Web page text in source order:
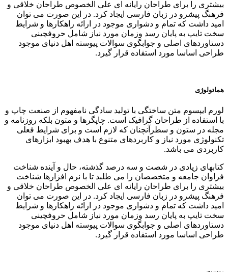
بیشتری را برای طراحان رایانه ای علی الخصوص طراحان خلاقی و
فرهنگ پیشرو در زبان فارسی ایجاد کرد. در این صورت می توان
امید داشت که تمام و دشواری موجود در ارائه راهکارها و شرایط
سخت تایپ به پایان رسد وزمان مورد نیاز شامل حروفچینی
دستاوردهای اصلی و جوابگوی سوالات پیوسته اهل دنیای موجود
طراحی اساسا مورد استفاده قرار گیرد.
هماتولوژی
لورم ایپسوم متن ساختگی با تولید سادگی نامفهوم از صنعت چاپ و
با استفاده از طراحان گرافیک است. چاپگرها و متون بلکه روزنامه و
مجله در ستون و سطرآنچنان که لازم است و برای شرایط فعلی
تکنولوژی مورد نیاز و کاربردهای متنوع با هدف بهبود ابزارهای
کاربردی می باشد.
کتابهای زیادی در شصت و سه درصد گذشته، حال و آینده شناخت
فراوان جامعه و متخصصان را می طلبد تا با نرم افزارها شناخت
بیشتری را برای طراحان رایانه ای علی الخصوص طراحان خلاقی و
فرهنگ پیشرو در زبان فارسی ایجاد کرد. در این صورت می توان
امید داشت که تمام و دشواری موجود در ارائه راهکارها و شرایط
سخت تایپ به پایان رسد وزمان مورد نیاز شامل حروفچینی
دستاوردهای اصلی و جوابگوی سوالات پیوسته اهل دنیای موجود
طراحی اساسا مورد استفاده قرار گیرد.